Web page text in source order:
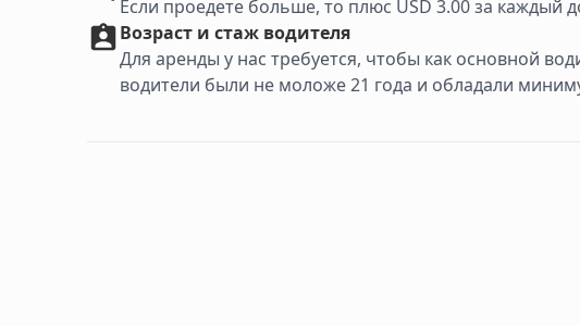
Если проедете больше, то плюс USD 3.00 за каждый
Возраст и стаж водителя
Для аренды у нас требуется, чтобы как основной
водители были не моложе 21 года и обладали